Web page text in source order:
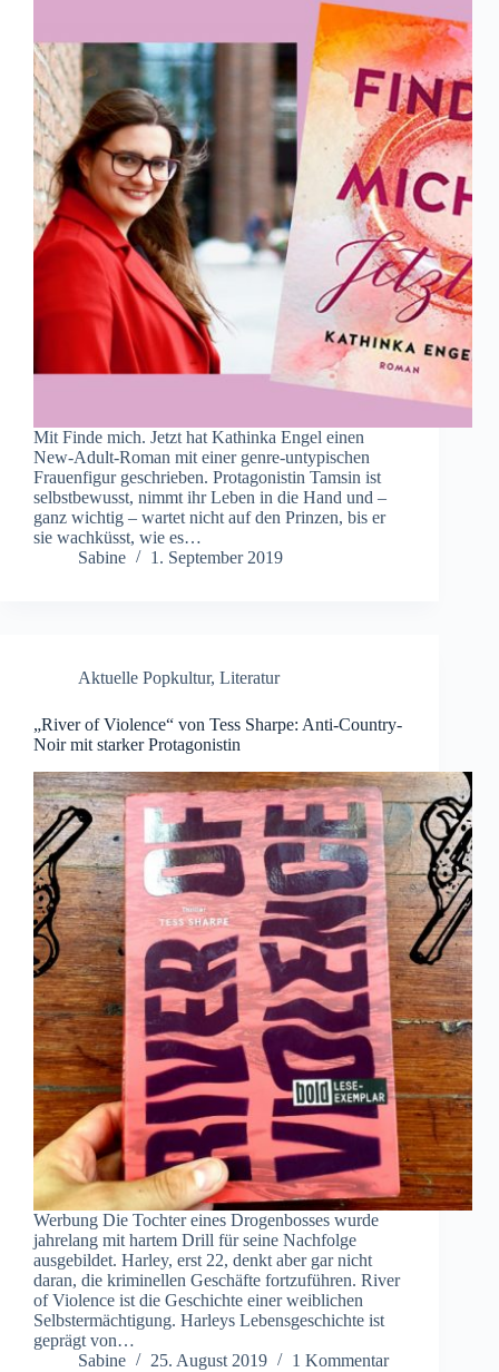
Mit Finde mich. Jetzt hat Kathinka Engel einen
New-Adult-Roman mit einer genre-untypischen
Frauenfigur geschrieben. Protagonistin Tamsin ist
selbstbewusst, nimmt ihr Leben in die Hand und –
ganz wichtig – wartet nicht auf den Prinzen, bis er
sie wachküsst, wie es…
Sabine
1. September 2019
Aktuelle Popkultur, Literatur
„River of Violence“ von Tess Sharpe: Anti-Country-
Noir mit starker Protagonistin
Werbung Die Tochter eines Drogenbosses wurde
jahrelang mit hartem Drill für seine Nachfolge
ausgebildet. Harley, erst 22, denkt aber gar nicht
daran, die kriminellen Geschäfte fortzuführen. River
of Violence ist die Geschichte einer weiblichen
Selbstermächtigung. Harleys Lebensgeschichte ist
geprägt von…
Sabine
25. August 2019 1 Kommentar